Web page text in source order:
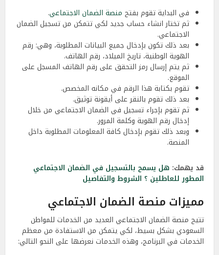
في البداية تقوم بفتح منصة الضمان الاجتماعي.
ثم تختار انشاء حساب جديد لكي تتمكن من تسجيل الضمان
الاجتماعي.
بعد ذلك تكون بإدخال جميع البيانات المطلوبة، وهي: رقم
الهوية الوطنية، تاريخ الميلاد، رقم الهاتف.
ثم يتم إرسال رمز التحقق على رقم الهاتف المسجل على
الموقع.
تقوم بكتابة هذا الرقم في مكانه المخصص.
بعد ذلك تقوم بالنقر على أيقونة توثيق.
ثم تقوم بإجراء تسجيل في الضمان الاجتماعي من خلال
إدخال رقم الهوية وكلمة المرور.
وبعد ذلك تقوم بإدخال كافة المعلومات المطلوبة داخل
المنصة.
قد يهمك: هل يسمح بالتسجيل في الضمان الاجتماعي
المطور للعاطلين ؟ الشروط والتفاصيل
مميزات منصة الضمان الاجتماعي
تتيح منصة الضمان الاجتماعي العديد من الخدمات للمواطن
السعودي بشكل بسيط، لكي يتمكن من الاستفادة من معظم
الخدمات في البرنامج، وهذه الخدمات نعرضها على النحو التالي: